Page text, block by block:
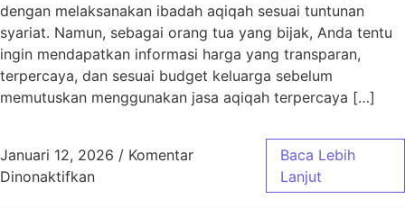
dengan melaksanakan ibadah aqiqah sesuai tuntunan
syariat. Namun, sebagai orang tua yang bijak, Anda tentu
ingin mendapatkan informasi harga yang transparan,
terpercaya, dan sesuai budget keluarga sebelum
memutuskan menggunakan jasa aqiqah terpercaya […]
Januari 12, 2026 / Komentar
Dinonaktifkanpada Harga Aqiqah Bandung, Antar Gratis!
Baca Lebih
Lanjut